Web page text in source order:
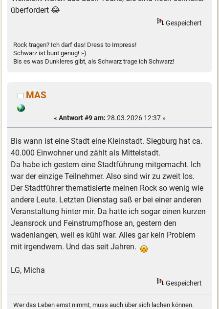
überfordert 😂
Gespeichert
Rock tragen? Ich darf das! Dress to Impress!
Schwarz ist bunt genug! :-)
Bis es was Dunkleres gibt, als Schwarz trage ich Schwarz!
MAS
« Antwort #9 am: 28.03.2026 12:37 »
Bis wann ist eine Stadt eine Kleinstadt. Siegburg hat ca.
40.000 Einwohner und zählt als Mittelstadt.
Da habe ich gestern eine Stadtführung mitgemacht. Ich
war der einzige Teilnehmer. Also sind wir zu zweit los.
Der Stadtführer thematisierte meinen Rock so wenig wie
andere Leute. Letzten Dienstag saß er bei einer anderen
Veranstaltung hinter mir. Da hatte ich sogar einen kurzen
Jeansrock und Feinstrumpfhose an, gestern den
wadenlangen, weil es kühl war. Alles gar kein Problem
mit irgendwem. Und das seit Jahren.
LG, Micha
Gespeichert
Wer das Leben ernst nimmt, muss auch über sich lachen können.